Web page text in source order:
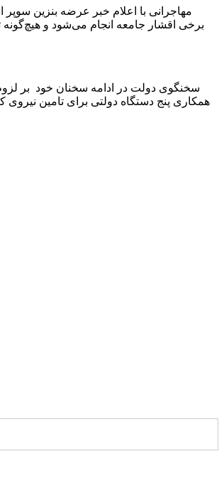
مهاجرانی با اعلام خبر عرضه بنزین
برخی اقشار جامعه انجام می‌شود و هیچ‌گونه
همکاری پنج دستگاه دولتی برای تامین